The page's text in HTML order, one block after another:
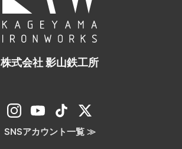
株式会社 影山鉄工所
SNSアカウント一覧 ≫